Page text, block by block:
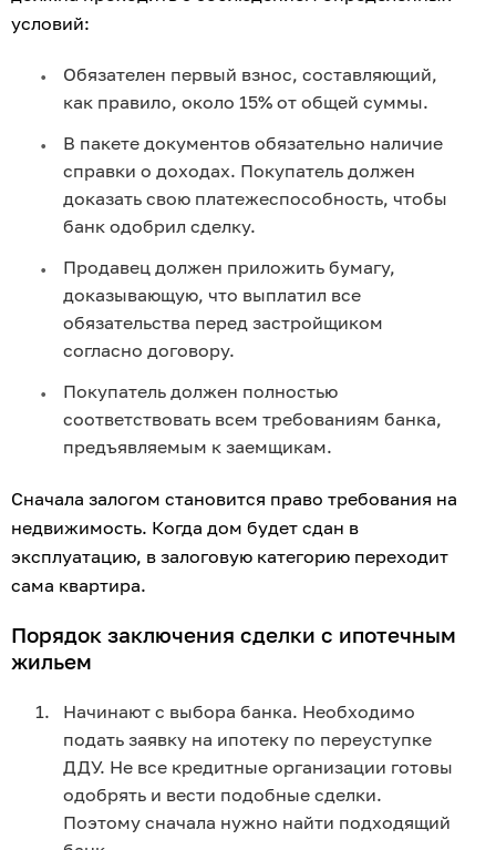
условий:
Обязателен первый взнос, составляющий,
как правило, около 15% от общей суммы.
В пакете документов обязательно наличие
справки о доходах. Покупатель должен
доказать свою платежеспособность, чтобы
банк одобрил сделку.
Продавец должен приложить бумагу,
доказывающую, что выплатил все
обязательства перед застройщиком
согласно договору.
Покупатель должен полностью
соответствовать всем требованиям банка,
предъявляемым к заемщикам.
Сначала залогом становится право требования на
недвижимость. Когда дом будет сдан в
эксплуатацию, в залоговую категорию переходит
сама квартира.
Порядок заключения сделки с ипотечным
жильем
Начинают с выбора банка. Необходимо
подать заявку на ипотеку по переуступке
ДДУ. Не все кредитные организации готовы
одобрять и вести подобные сделки.
Поэтому сначала нужно найти подходящий